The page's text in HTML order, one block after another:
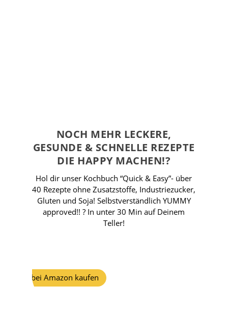
NOCH MEHR LECKERE,
GESUNDE & SCHNELLE REZEPTE
DIE HAPPY MACHEN!?
Hol dir unser Kochbuch “Quick & Easy”- über
40 Rezepte ohne Zusatzstoffe, Industriezucker,
Gluten und Soja! Selbstverständlich YUMMY
approved!! ? In unter 30 Min auf Deinem
Teller!
Jetzt bei Amazon kaufen